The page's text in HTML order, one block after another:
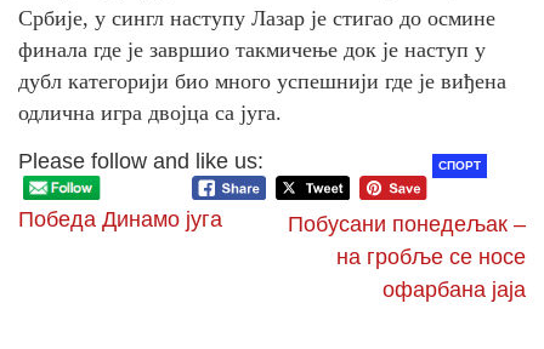
Србије, у сингл наступу Лазар је стигао до осмине
финала где је завршио такмичење док је наступ у
дубл категорији био много успешнији где је виђена
одлична игра двојца са југа.
Please follow and like us:
СПОРТ
Победа Динамо југа
Побусани понедељак –
на гробље се носе
офарбана јаја